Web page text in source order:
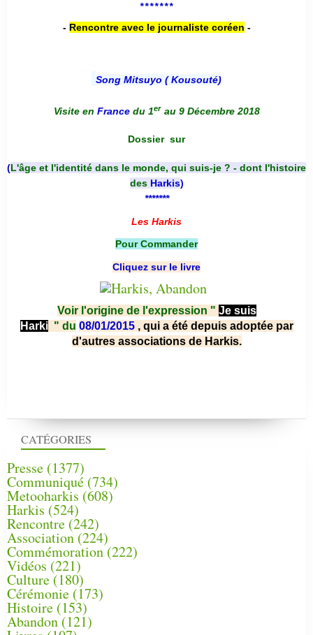
CATÉGORIES
Presse (1377)
Communiqué (734)
Metooharkis (608)
Harkis (524)
Rencontre (242)
Association (224)
Commémoration(222)
Vidéos (221)
Culture(180)
Cérémonie (173)
Histoire (153)
Abandon(121)
*******
- Rencontre avec le journaliste coréen -
Song Mitsuyo ( Kousouté)
Visite en France du 1er au 9 Décembre 2018
Dossier sur
(L'âge et l'identité dans le monde, qui suis-je ? - dont l'histoire
des Harkis)
*******
Les Harkis
Pour Commander
Cliquez sur le livre
Voir l'origine de l'expression " Je suis
Harki " du 08/01/2015 , qui a été depuis adoptée par
d'autres associations de Harkis.